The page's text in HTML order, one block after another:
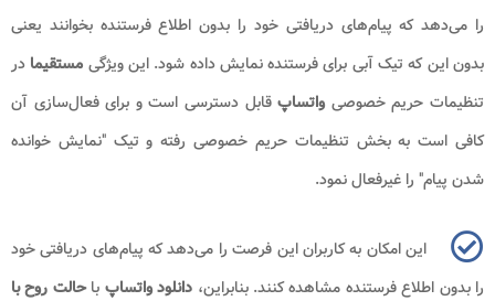
را می‌دهد که پیام‌های دریافتی خود را بدون اطلاع فرستنده بخوانند یعنی
بدون این که تیک آبی برای فرستنده نمایش داده شود. این ویژگی مستقیما در
تنظیمات حریم خصوصی واتساپقابل دسترسی است و برای فعال‌سازی آن
کافی است به بخش تنظیمات حریم خصوصی رفته و تیک "نمایش خوانده
شدن پیام" را غیرفعال نمود.
این امکان به کاربران این فرصت را می‌دهد که پیام‌های دریافتی خود
را بدون اطلاع فرستنده مشاهده کنند. بنابراین، دانلود واتساپ باحالت روح با